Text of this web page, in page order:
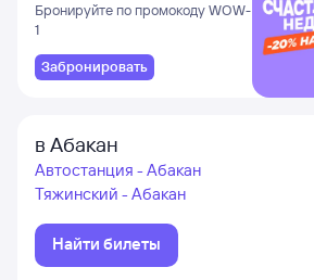
и Даламане
Бронируйте по промокоду WOW-
1
Забронировать
в Абакан
Автостанция - Абакан
Тяжинский - Абакан
Найти билеты